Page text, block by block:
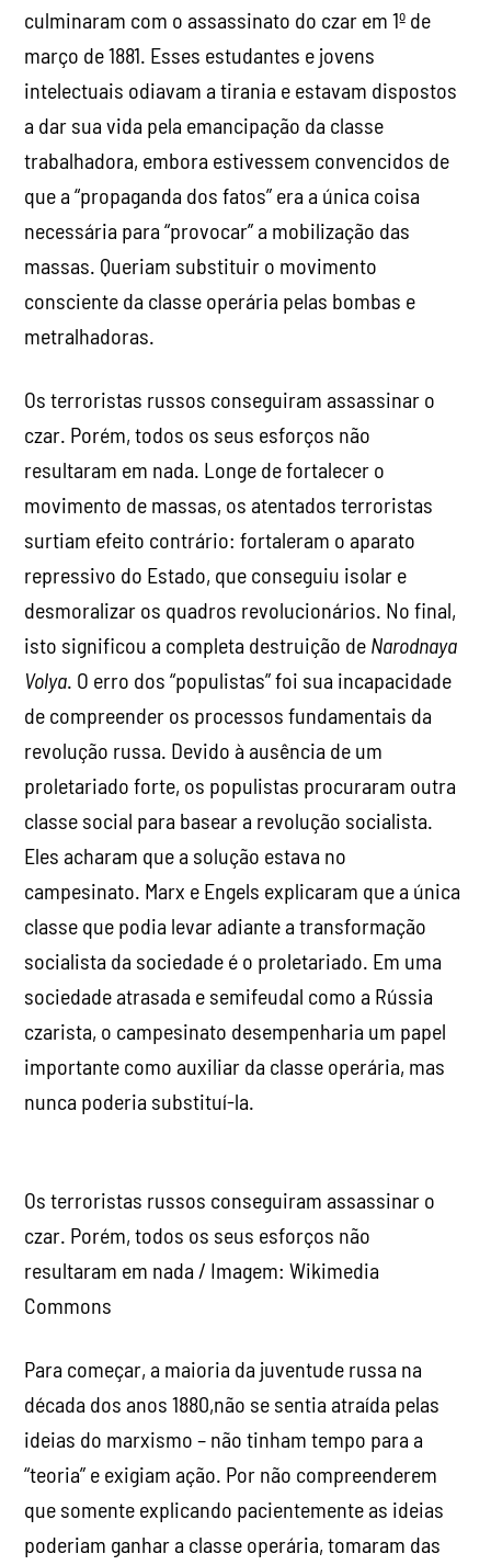
culminaram com o assassinato do czar em 1º de
março de 1881. Esses estudantes e jovens
intelectuais odiavam a tirania e estavam dispostos
a dar sua vida pela emancipação da classe
trabalhadora, embora estivessem convencidos de
que a “propaganda dos fatos” era a única coisa
necessária para “provocar” a mobilização das
massas. Queriam substituir o movimento
consciente da classe operária pelas bombas e
metralhadoras.
Os terroristas russos conseguiram assassinar o
czar. Porém, todos os seus esforços não
resultaram em nada. Longe de fortalecer o
movimento de massas, os atentados terroristas
surtiam efeito contrário: fortaleram o aparato
repressivo do Estado, que conseguiu isolar e
desmoralizar os quadros revolucionários. No final,
isto significou a completa destruição de Narodnaya
Volya. O erro dos “populistas” foi sua incapacidade
de compreender os processos fundamentais da
revolução russa. Devido à ausência de um
proletariado forte, os populistas procuraram outra
classe social para basear a revolução socialista.
Eles acharam que a solução estava no
campesinato. Marx e Engels explicaram que a única
classe que podia levar adiante a transformação
socialista da sociedade é o proletariado. Em uma
sociedade atrasada e semifeudal como a Rússia
czarista, o campesinato desempenharia um papel
importante como auxiliar da classe operária, mas
nunca poderia substituí-la.
Os terroristas russos conseguiram assassinar o
czar. Porém, todos os seus esforços não
resultaram em nada / Imagem: Wikimedia
Commons
Para começar, a maioria da juventude russa na
década dos anos 1880,não se sentia atraída pelas
ideias do marxismo – não tinham tempo para a
“teoria” e exigiam ação. Por não compreenderem
que somente explicando pacientemente as ideias
poderiam ganhar a classe operária, tomaram das